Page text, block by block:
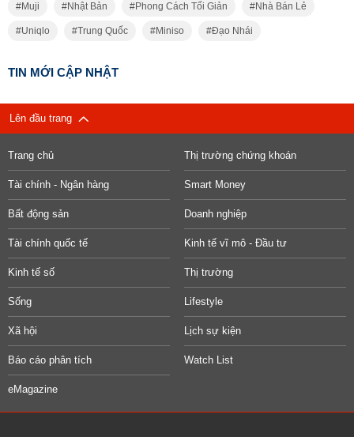
Muji Nhật Bản Phong Cách Tối Giản Nhà Bán Lẻ
Uniqlo Trung Quốc Miniso Đạo Nhái
TIN MỚI CẬP NHẬT
Lên đầu trang
Trang chủ Thị trường chứng khoán
Tài chính - Ngân hàng Smart Money
Bất động sản Doanh nghiệp
Tài chính quốc tế Kinh tế vĩ mô - Đầu tư
Kinh tế số Thị trường
Sống Lifestyle
Xã hội Lịch sự kiện
Báo cáo phân tích Watch List
eMagazine